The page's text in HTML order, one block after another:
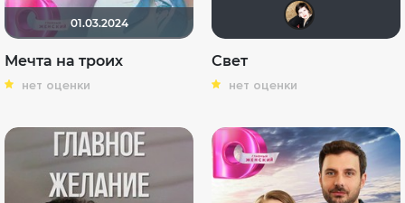
01.03.2024
Мечта на троих
нет оценки
Свет
нет оценки